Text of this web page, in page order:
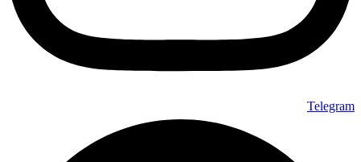
Telegram